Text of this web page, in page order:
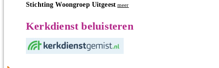
Stichting Woongroep Uitgeest meer
Kerkdienst beluisteren